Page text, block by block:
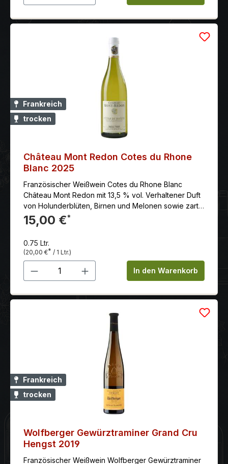
Frankreich
trocken
Château Mont Redon Cotes du Rhone
Blanc 2025
Französischer Weißwein Cotes du Rhone Blanc
Château Mont Redon mit 13,5 % vol. Verhaltener Duft
von Holunderblüten, Birnen und Melonen sowie zarte
Mandelnoten.
15,00 €*
0.75 Ltr.
(20,00 €* / 1 Ltr.)
Produkt Anzahl: Gib denIn den Warenkorb
Frankreich
trocken
Wolfberger Gewürztraminer Grand Cru
Hengst 2019
Französischer Weißwein Wolfberger Gewürztraminer